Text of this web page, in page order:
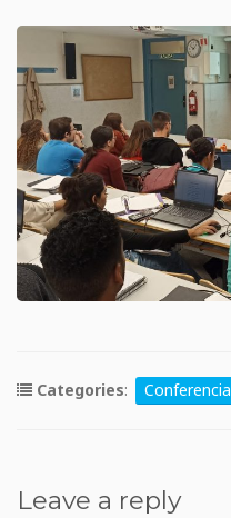
Categories: Conferencia
Leave a reply